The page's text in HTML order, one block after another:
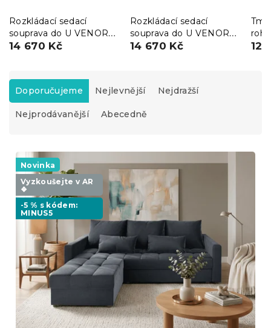
Rozkládací sedací
souprava do U VENORIA
285x146 cm, petrolejová
14 670 Kč
Rozkládací sedací
souprava do U VENORIA
285x146 cm, béžová + 2
14 670 Kč 12
Ř
z
e
p
d
k
Doporučujeme Nejlevnější Nejdražší
Nejprodávanější Abecedně
V
p
p
u
ů
Novinka
Vyzkoušejte v AR
❖
-5 % s kódem:
MINUS5